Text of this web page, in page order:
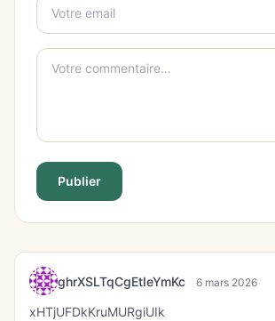
Publier
ghrXSLTqCgEtIeYmKc 6 mars 2026
xHTjUFDkKruMURgiUIk